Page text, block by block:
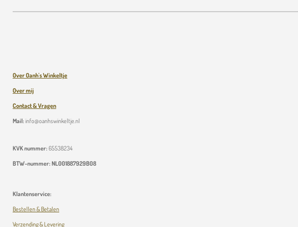
Over Oanh's Winkeltje
Over mij
Contact & Vragen
Mail: info@oanhswinkeltje.nl
KVK nummer: 65538234
BTW-nummer: NL001887929B08
Klantenservice:
Bestellen & Betalen
Verzending & Levering